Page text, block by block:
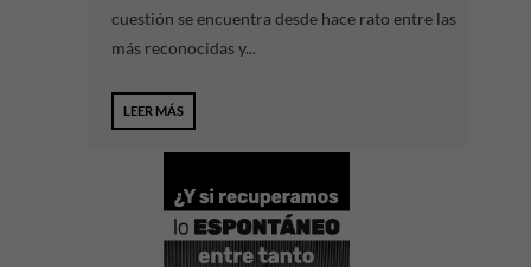
cuestión se encuentra desde hace rato entre las
más reconocidas y...
LEER MÁS